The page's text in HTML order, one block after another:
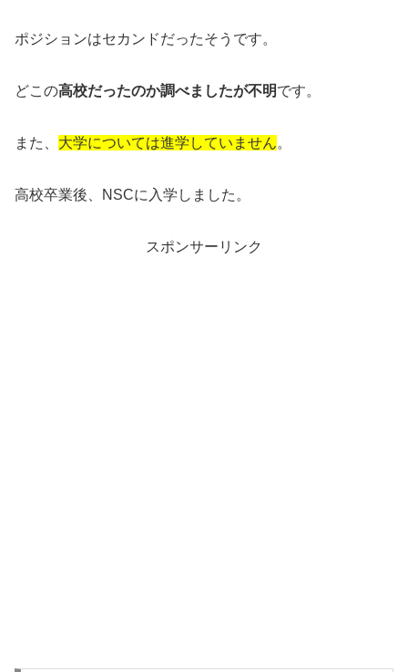
ポジションはセカンドだったそうです。
どこの高校だったのか調べましたが不明です。
また、 大学については進学していません。
高校卒業後、NSCに入学しました。
スポンサーリンク